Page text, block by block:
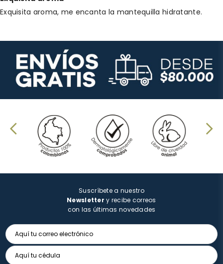
Exquisita aroma, me encanta la mantequilla hidratante.
Suscríbete a nuestro
Newsletter y recibe correos
con las últimas novedades